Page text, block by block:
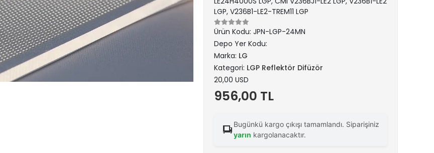
LGP, V236B1-LE2-TREM11 LGP
Ürün Kodu: JPN-LGP-24MN
Depo Yer Kodu:
Marka: LG
Kategori: LGP Reflektör Difüzör
20,00 USD
956,00 TL
Bugünkü kargo çıkışı tamamlandı. Siparişiniz
yarın kargolanacaktır.